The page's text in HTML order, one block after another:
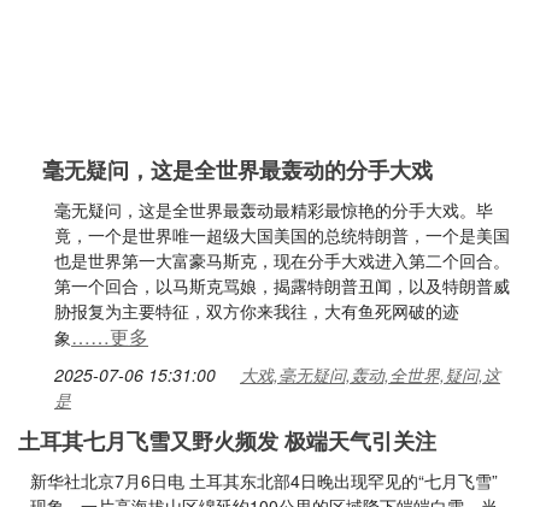
毫无疑问，这是全世界最轰动的分手大戏
毫无疑问，这是全世界最轰动最精彩最惊艳的分手大戏。毕
竟，一个是世界唯一超级大国美国的总统特朗普，一个是美国
也是世界第一大富豪马斯克，现在分手大戏进入第二个回合。
第一个回合，以马斯克骂娘，揭露特朗普丑闻，以及特朗普威
胁报复为主要特征，双方你来我往，大有鱼死网破的迹
象……更多
2025-07-06 15:31:00
大戏,毫无疑问,轰动,全世界,疑问,这
是
土耳其七月飞雪又野火频发 极端天气引关注
新华社北京7月6日电 土耳其东北部4日晚出现罕见的“七月飞雪”